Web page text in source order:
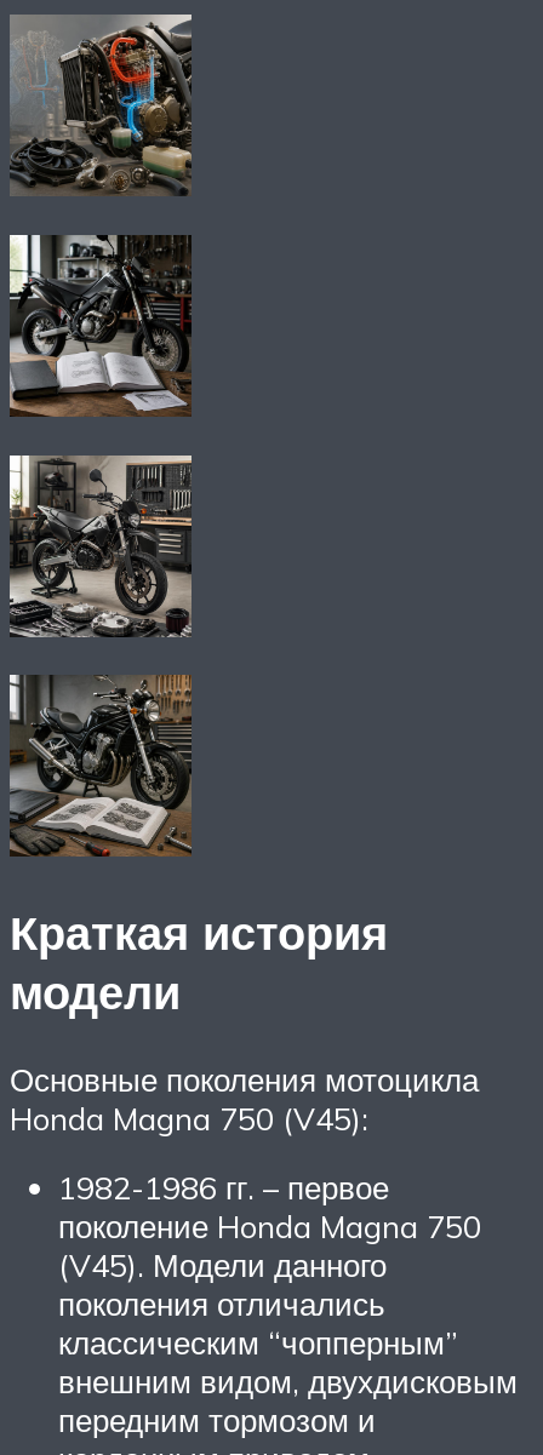
Краткая история
модели
Основные поколения мотоцикла
Honda Magna 750 (V45):
1982-1986 гг. – первое
поколение Honda Magna 750
(V45). Модели данного
поколения отличались
классическим “чопперным”
внешним видом, двухдисковым
передним тормозом и